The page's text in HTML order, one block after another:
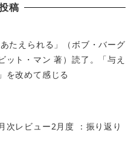
稿
たえられる」（ボブ・バーグ
ット・マン 著）読了。「与え
を改めて感じる
次レビュー2月度 ：振り返り